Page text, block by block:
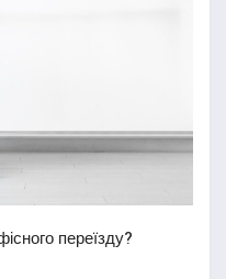
переїзду?